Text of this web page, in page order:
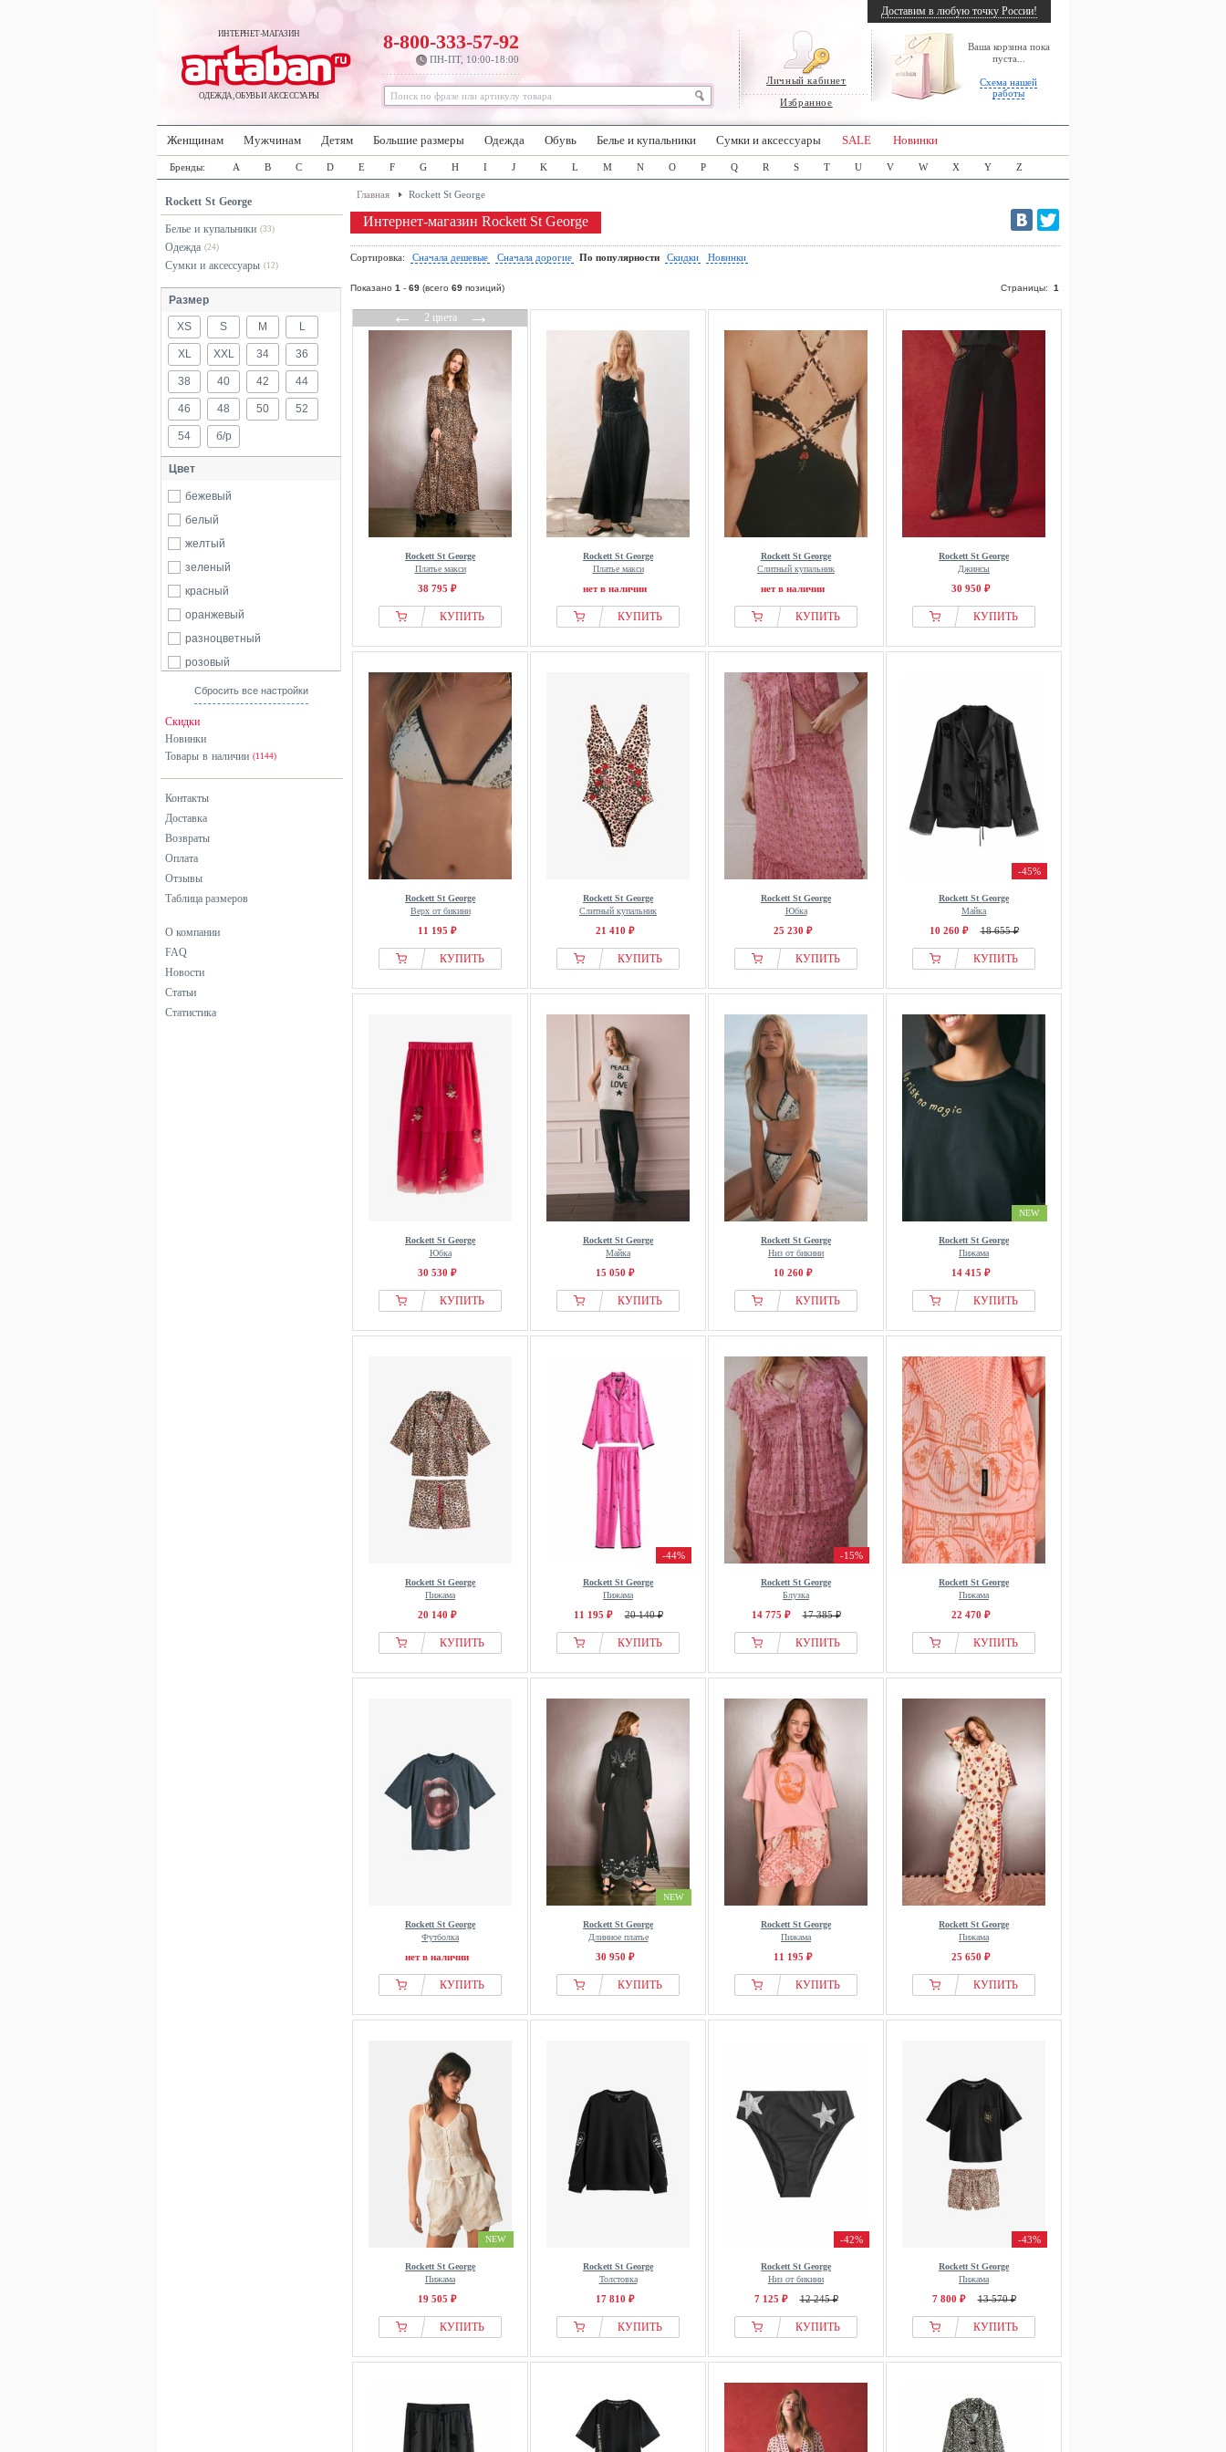
ИНТЕРНЕТ-МАГАЗИН
ОДЕЖДА, ОБУВЬ И АКСЕССУАРЫ
Личный кабинет
Избранное
Ваша корзина пока
пуста...
Схема нашей
работы
8-800-333-57-92
ПН-ПТ, 10:00-18:00
Доставим в любую точку России!
Женщинам Мужчинам Детям Большие размеры Одежда Обувь Белье и купальники Сумки и аксессуары SALE Новинки
Бренды: A B C D E F G H I J K L M N O P Q R S T U V W X Y Z
Rockett St George
Белье и купальники (33)
Одежда (24)
Сумки и аксессуары (12)
Размер
XS S M L
XL XXL 34 36
38 40 42 44
46 48 50 52
54 б/р
Цвет
бежевый
белый
желтый
зеленый
красный
оранжевый
разноцветный
розовый
серый
черный
Сбросить все настройки
Скидки
Новинки
Товары в наличии (1144)
Контакты
Доставка
Возвраты
Оплата
Отзывы
Таблица размеров
О компании
FAQ
Новости
Статьи
Статистика
Главная Rockett St George
Интернет-магазин Rockett St George
Сортировка: Сначала дешевые Сначала дорогие По популярности Скидки Новинки
Показано 1 - 69 (всего 69 позиций) Страницы: 1
←2 цвета→
Rockett St George
Платье макси
38 795 ₽
КУПИТЬ
Rockett St George
Платье макси
нет в наличии
КУПИТЬ
Rockett St George
Слитный купальник
нет в наличии
КУПИТЬ
Rockett St George
Джинсы
30 950 ₽
КУПИТЬ
Rockett St George
Верх от бикини
11 195 ₽
КУПИТЬ
Rockett St George
Слитный купальник
21 410 ₽
КУПИТЬ
Rockett St George
Юбка
25 230 ₽
КУПИТЬ
-45%
Rockett St George
Майка
10 260 ₽ 18 655 ₽
КУПИТЬ
Rockett St George
Юбка
30 530 ₽
КУПИТЬ
Rockett St George
Майка
15 050 ₽
КУПИТЬ
Rockett St George
Низ от бикини
10 260 ₽
КУПИТЬ
NEW
Rockett St George
Пижама
14 415 ₽
КУПИТЬ
Rockett St George
Пижама
20 140 ₽
КУПИТЬ
-44%
Rockett St George
Пижама
11 195 ₽ 20 140 ₽
КУПИТЬ
-15%
Rockett St George
Блузка
14 775 ₽ 17 385 ₽
КУПИТЬ
Rockett St George
Пижама
22 470 ₽
КУПИТЬ
Rockett St George
Футболка
нет в наличии
КУПИТЬ
NEW
Rockett St George
Длинное платье
30 950 ₽
КУПИТЬ
Rockett St George
Пижама
11 195 ₽
КУПИТЬ
Rockett St George
Пижама
25 650 ₽
КУПИТЬ
NEW
Rockett St George
Пижама
19 505 ₽
КУПИТЬ
Rockett St George
Толстовка
17 810 ₽
КУПИТЬ
-42%
Rockett St George
Низ от бикини
7 125 ₽ 12 245 ₽
КУПИТЬ
-43%
Rockett St George
Пижама
7 800 ₽ 13 570 ₽
КУПИТЬ